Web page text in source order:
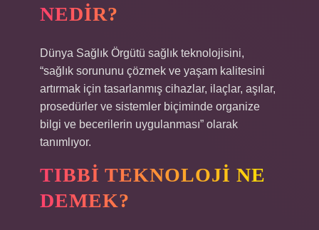
NEDIR?
Dünya Sağlık Örgütü sağlık teknolojisini,
“sağlık sorununu çözmek ve yaşam kalitesini
artırmak için tasarlanmış cihazlar, ilaçlar, aşılar,
prosedürler ve sistemler biçiminde organize
bilgi ve becerilerin uygulanması” olarak
tanımlıyor.
TIBBI TEKNOLOJI NE
DEMEK?